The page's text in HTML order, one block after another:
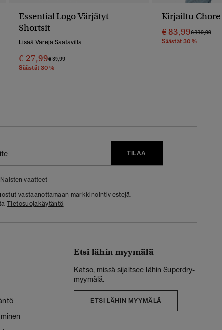
Essential Logo Värjätyt
Shortsit
Lisää Värejä Saatavilla
€ 27,99Hinta Alennettu Hinnasta
€ 39,99Hintaan
Säästät 30 %
Kirjailtu
€ 83,99Hinta
€ 119,99
Säästät 30 %
TILAA
Naisten vaatteet
vastaanottamaan markkinointiviestejä.
Tietosuojakäytäntö
Etsi lähin myymälä
Katso, missä sijaitsee lähin Superdry-
myymälä.
ETSI LÄHIN MYYMÄLÄ